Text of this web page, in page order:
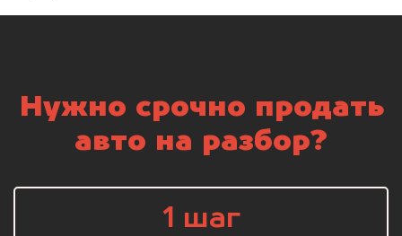
Нужно срочно продать
авто на разбор?
1 шаг